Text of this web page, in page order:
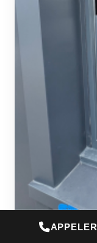
3 JUIN 2026
APPELER